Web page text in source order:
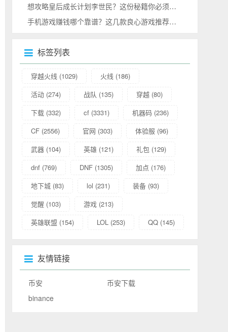
想攻略皇后成长计划李世民？这份秘籍你必须收好！
手机游戏赚钱哪个靠谱？这几款良心游戏推荐给你！
标签列表
穿越火线 (1029) 火线 (186)
活动 (274) 战队 (135) 穿越 (80)
下载 (332) cf (3331) 机器码 (236)
CF (2556) 官网 (303) 体验服 (96)
武器 (104) 英雄 (121) 礼包 (129)
dnf (769) DNF (1305) 加点 (176)
地下城 (83) lol (231) 装备 (93)
觉醒 (103) 游戏 (213)
英雄联盟 (154) LOL (253) QQ (145)
友情链接
币安
币安下载
binance